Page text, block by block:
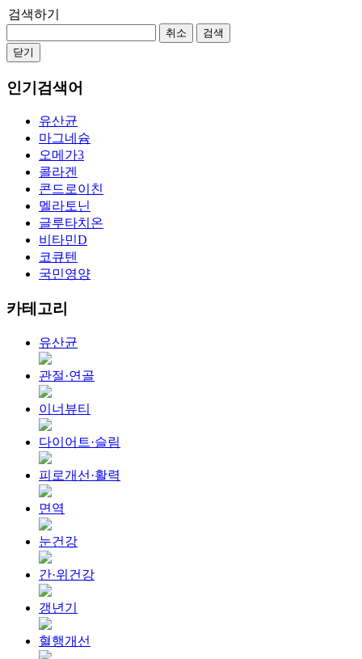
검색하기
취소
검색
닫기
인기검색어
유산균
마그네슘
오메가3
콜라겐
콘드로이친
멜라토닌
글루타치온
비타민D
코큐텐
국민영양
카테고리
유산균
관절·연골
이너뷰티
다이어트·슬림
피로개선·활력
면역
눈건강
간·위건강
갱년기
혈행개선